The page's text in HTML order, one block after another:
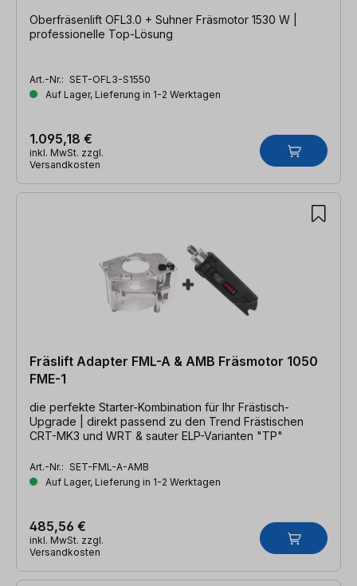
Oberfräsenlift OFL3.0 + Suhner Fräsmotor 1530 W |
professionelle Top-Lösung
Art.-Nr.: SET-OFL3-S1550
Auf Lager, Lieferung in 1-2 Werktagen
1.095,18 €
inkl. MwSt. zzgl.
Versandkosten
Fräslift Adapter FML-A & AMB Fräsmotor 1050
FME-1
die perfekte Starter-Kombination für Ihr Frästisch-
Upgrade | direkt passend zu den Trend Frästischen
CRT-MK3 und WRT & sauter ELP-Varianten "TP"
Art.-Nr.: SET-FML-A-AMB
Auf Lager, Lieferung in 1-2 Werktagen
485,56 €
inkl. MwSt. zzgl.
Versandkosten